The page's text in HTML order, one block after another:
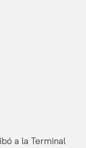
a la Terminal